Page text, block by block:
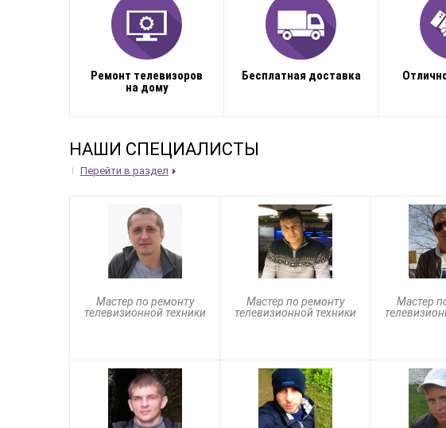
Ремонт телевизоров
на дому
Бесплатная доставка
НАШИ СПЕЦИАЛИСТЫ
Перейти в раздел
Мастер по ремонту
телевизионной техники
Мастер по ремонту
телевизионной техники
Мастер